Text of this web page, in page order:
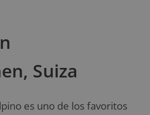
Suiza
es uno de los favoritos